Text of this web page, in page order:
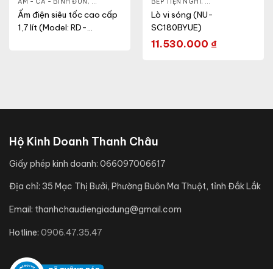
ẤM - CA - BÌNH ĐUN , GIA DỤNG KHỎE & ĐẸP,NỒI - ẤM - CA - BÌNH
Ấm điện siêu tốc cao cấp
1,7 lít (Model: RD-
BẾP TIỆN NGHI , GIA DỤNG KHỎE &
Lò vi sóng (NU-
SC180BYUE)
11.530.000 ₫
,LÒ VI SÓNG
Hộ Kinh Doanh Thanh Châu
Giấy phép kinh doanh: 066097006617
Địa chỉ: 35 Mạc Thị Bưởi, Phường Buôn Ma Thuột, tỉnh Đắk Lắk
Email: thanhchaudiengiadung@gmail.com
Hotline: 0906.47.35.47